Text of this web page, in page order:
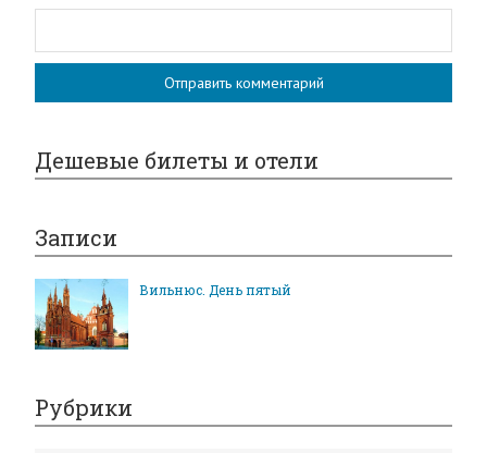
Дешевые билеты и отели
Записи
Вильнюс. День пятый
Рубрики